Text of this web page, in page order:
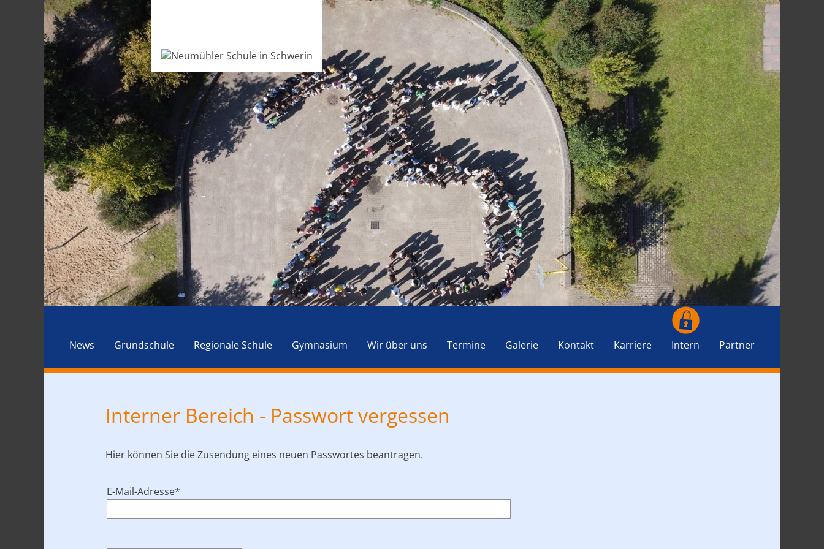
News
Grundschule Regionale Schule Gymnasium Wir über uns Termine Galerie Kontakt Karriere Intern Partner
Interner Bereich - Passwort vergessen
Hier können Sie die Zusendung eines neuen Passwortes beantragen.
Pflichtfeld
E-Mail-Adresse*